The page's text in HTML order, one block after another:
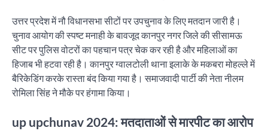
उत्तर प्रदेश में नौ विधानसभा सीटों पर उपचुनाव के लिए मतदान जारी है।
चुनाव आयोग की स्पष्ट मनाही के बावजूद कानपुर नगर जिले की सीसामऊ
सीट पर पुलिस वोटरों का पहचान पत्र चेक कर रही है और महिलाओं का
हिजाब भी हटवा रही है। कानपुर ग्वालटोली थाना इलाके के मकबरा मोहल्ले में
बैरिकेडिंग करके रास्ता बंद किया गया है। समाजवादी पार्टी की नेता नीलम
रोमिला सिंह ने मौके पर हंगामा किया।
up upchunav 2024: मतदाताओं से मारपीट का आरोप